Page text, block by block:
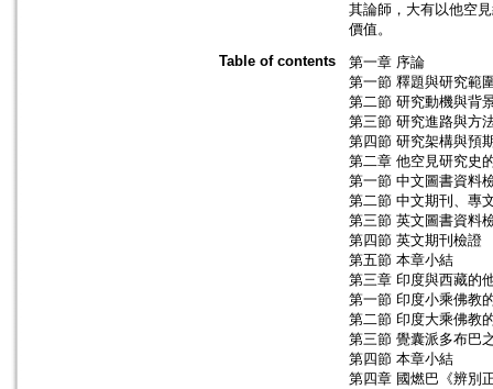
其論師，大有以他空
價值。
Table of contents
第一章 序論
第一節 釋題與研究範
第二節 研究動機與背
第三節 研究進路與方
第四節 研究架構與預
第二章 他空見研究史
第一節 中文圖書資料
第二節 中文期刊、專
第三節 英文圖書資料
第四節 英文期刊檢證
第五節 本章小結
第三章 印度與西藏的
第一節 印度小乘佛教
第二節 印度大乘佛教
第三節 覺囊派多布巴
第四節 本章小結
第四章 國燃巴《辨別